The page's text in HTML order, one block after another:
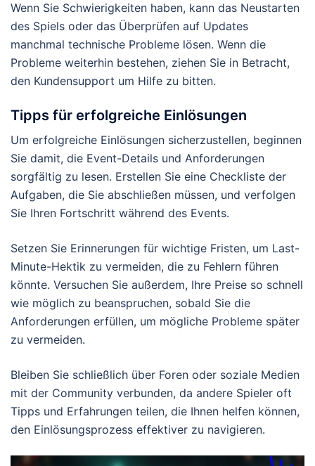
Wenn Sie Schwierigkeiten haben, kann das Neustarten
des Spiels oder das Überprüfen auf Updates
manchmal technische Probleme lösen. Wenn die
Probleme weiterhin bestehen, ziehen Sie in Betracht,
den Kundensupport um Hilfe zu bitten.
Tipps für erfolgreiche Einlösungen
Um erfolgreiche Einlösungen sicherzustellen, beginnen
Sie damit, die Event-Details und Anforderungen
sorgfältig zu lesen. Erstellen Sie eine Checkliste der
Aufgaben, die Sie abschließen müssen, und verfolgen
Sie Ihren Fortschritt während des Events.
Setzen Sie Erinnerungen für wichtige Fristen, um Last-
Minute-Hektik zu vermeiden, die zu Fehlern führen
könnte. Versuchen Sie außerdem, Ihre Preise so schnell
wie möglich zu beanspruchen, sobald Sie die
Anforderungen erfüllen, um mögliche Probleme später
zu vermeiden.
Bleiben Sie schließlich über Foren oder soziale Medien
mit der Community verbunden, da andere Spieler oft
Tipps und Erfahrungen teilen, die Ihnen helfen können,
den Einlösungsprozess effektiver zu navigieren.